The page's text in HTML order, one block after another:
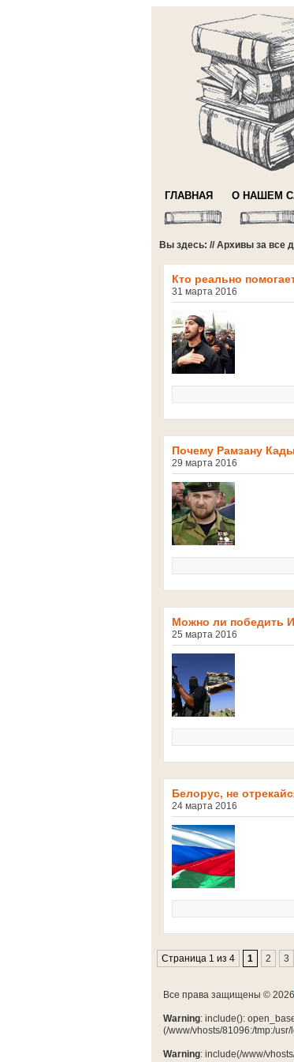
ГЛАВНАЯ О НАШЕМ
Вы здесь: // Архивы за все
Кто реально
31 марта 2016
Почему Рамзану
29 марта 2016
Можно ли победить
25 марта 2016
Белорус, не
24 марта 2016
Страница 1 из 4 1 2 3
Все права защищены © 2026
Warning: include():
(/www/vhosts/81096:/tmp:/
Warning: include(/www/